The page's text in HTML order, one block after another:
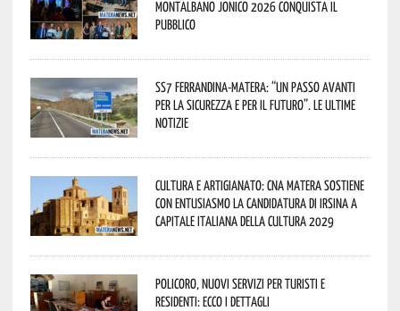
Montalbano Jonico 2026 conquista il
pubblico
SS7 Ferrandina-Matera: “Un passo avanti
per la sicurezza e per il futuro”. Le ultime
notizie
Cultura e Artigianato: CNA Matera sostiene
con entusiasmo la candidatura di Irsina a
Capitale Italiana della Cultura 2029
Policoro, nuovi servizi per turisti e
residenti: ecco i dettagli